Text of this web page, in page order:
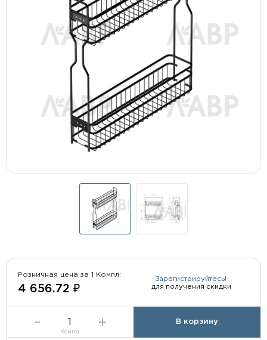
Розничная цена за 1 Компл:
4 656.72 ₽
Зарегистрируйтесь!
для получения скидки
Компл
В корзину